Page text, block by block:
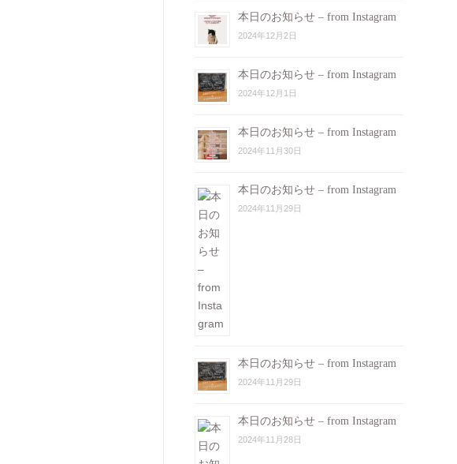
本日のお知らせ – from Instagram
2024年12月2日
本日のお知らせ – from Instagram
2024年12月1日
本日のお知らせ – from Instagram
2024年11月30日
本日のお知らせ – from Instagram
2024年11月29日
本日のお知らせ – from Instagram
2024年11月29日
本日のお知らせ – from Instagram
2024年11月28日